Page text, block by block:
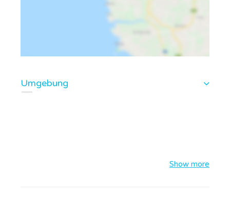
Umgebung
Show more